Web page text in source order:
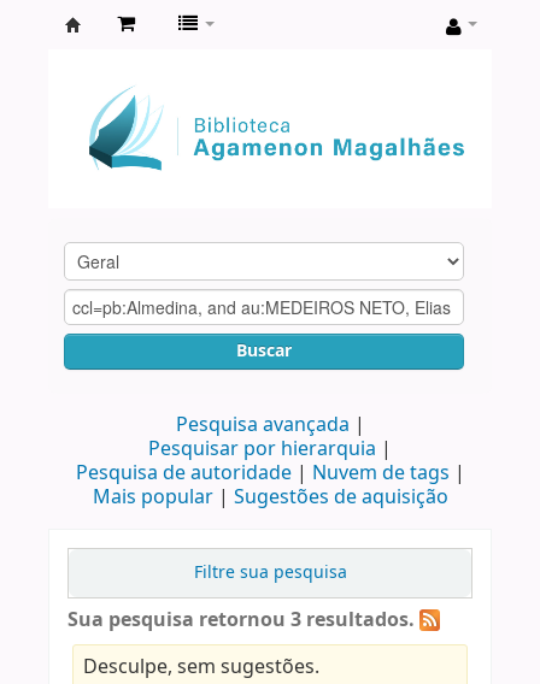
Agamenon
Magalhães
Buscar
Pesquisa avançada
Pesquisar por hierarquia
Pesquisa de autoridade
Nuvem de tags
Mais popular
Sugestões de aquisição
Filtre sua pesquisa
Sua pesquisa retornou 3 resultados.
Desculpe, sem sugestões.